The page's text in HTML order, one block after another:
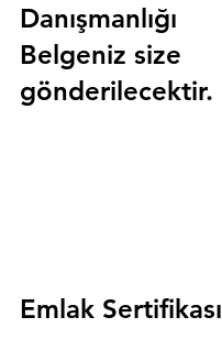
Danışmanlığı
Belgeniz size
gönderilecektir.
Emlak Sertifikası